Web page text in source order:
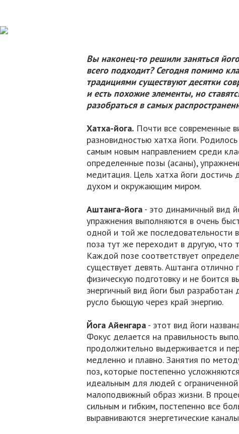
Вы наконец-то решили заняться
всего подходит? Сегодня помимо
традициями существуют десятки
и есть похожие элементы, но
разобраться в самых
Хатха-йога. Почти все современные
разновидностью хатха йоги.
самым новым направлением среди
определенные позы (асаны),
медитация. Цель хатха йоги
духом и окружающим миром.
Аштанга-йога - это динамичный вид
упражнения выполняются в очень
одной и той же
поза тут же переходит в другую, что
Каждой позе соответствует
существует девять. Аштанга
физическую подготовку и не боится
энергичный вид йоги был
русло бьющую через край энергию.
Йога Айенгара - этот вид йоги
Фокус делается на правильность
продолжительно выдерживается и
медленно и плавно. Занятия по
поз, которые постепенно
идеальным для людей с
малоподвижный образ жизни. В
сильным и гибким, постепенно все
выравниваются энергетические